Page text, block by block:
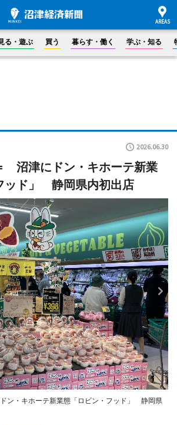
る・遊ぶ 買う 暮らす・働く 学ぶ・知る
2026.06.30
沼津にドン・キホーテ新業
ッド」 静岡県内初出店
・キホーテ新業態「ロビン・フッド」 静岡県